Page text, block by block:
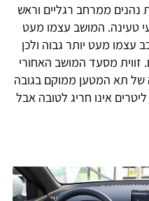
נהנים ממרחב רגליים וראש
טעינה. המושב עצמו מעט
עצמו מעט יותר גבוה ולכן
זווית מסעד המושב האחורי
של תא המטען ממוקם בגובה
נוח לשימוש ונפח הטענה של 440 ליטרים אינו חריג לטובה אבל